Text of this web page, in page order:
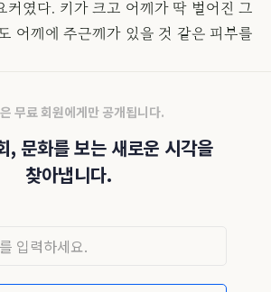
커였다. 키가 크고 어깨가 딱 벌어진 그
어깨에 주근깨가 있을 것 같은 피부를
무료 회원에게만 공개됩니다.
, 문화를 보는 새로운 시각을
찾아냅니다.